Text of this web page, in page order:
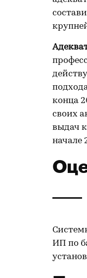
конца
своих
выдач
начале
ИП по